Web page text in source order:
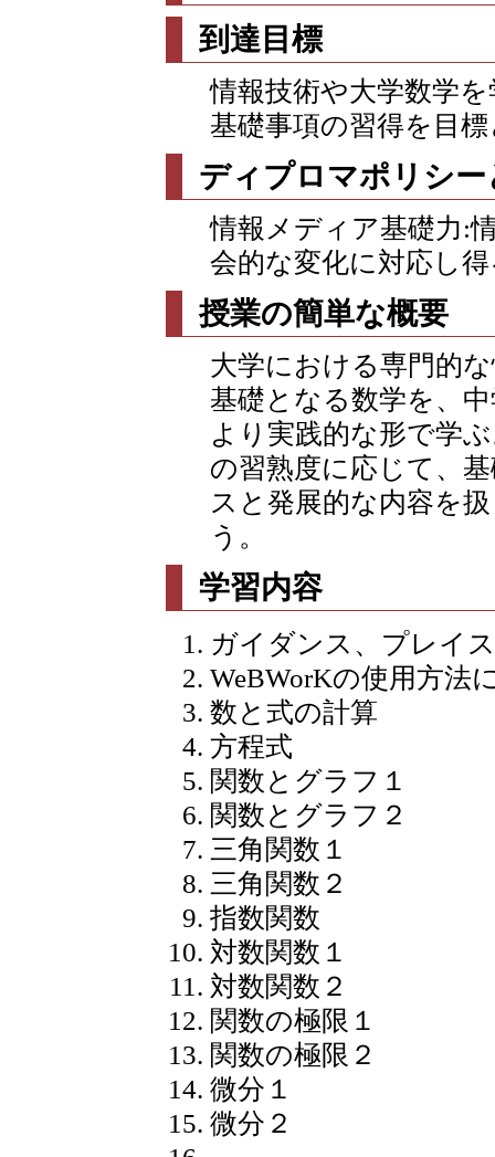
到達目標
情報技術や大学数学
基礎事項の習得を目
ディプロマポリシー
情報メディア基礎力:
会的な変化に対応し
授業の簡単な概要
大学における専門的
基礎となる数学を、
より実践的な形で学
の習熟度に応じて、
スと発展的な内容を
う。
学習内容
ガイダンス、プレイ
WeBWorKの使用方法
数と式の計算
方程式
関数とグラフ１
関数とグラフ２
三角関数１
三角関数２
指数関数
対数関数１
対数関数２
関数の極限１
関数の極限２
微分１
微分２